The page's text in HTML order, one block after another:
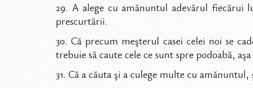
29. A alege cu amănuntul adevărul fiecărui
prescurtării.
30. Că precum meşterul casei celei noi se
trebuie să caute cele ce sunt spre podoabă,
31. Că a căuta şi a culege multe cu